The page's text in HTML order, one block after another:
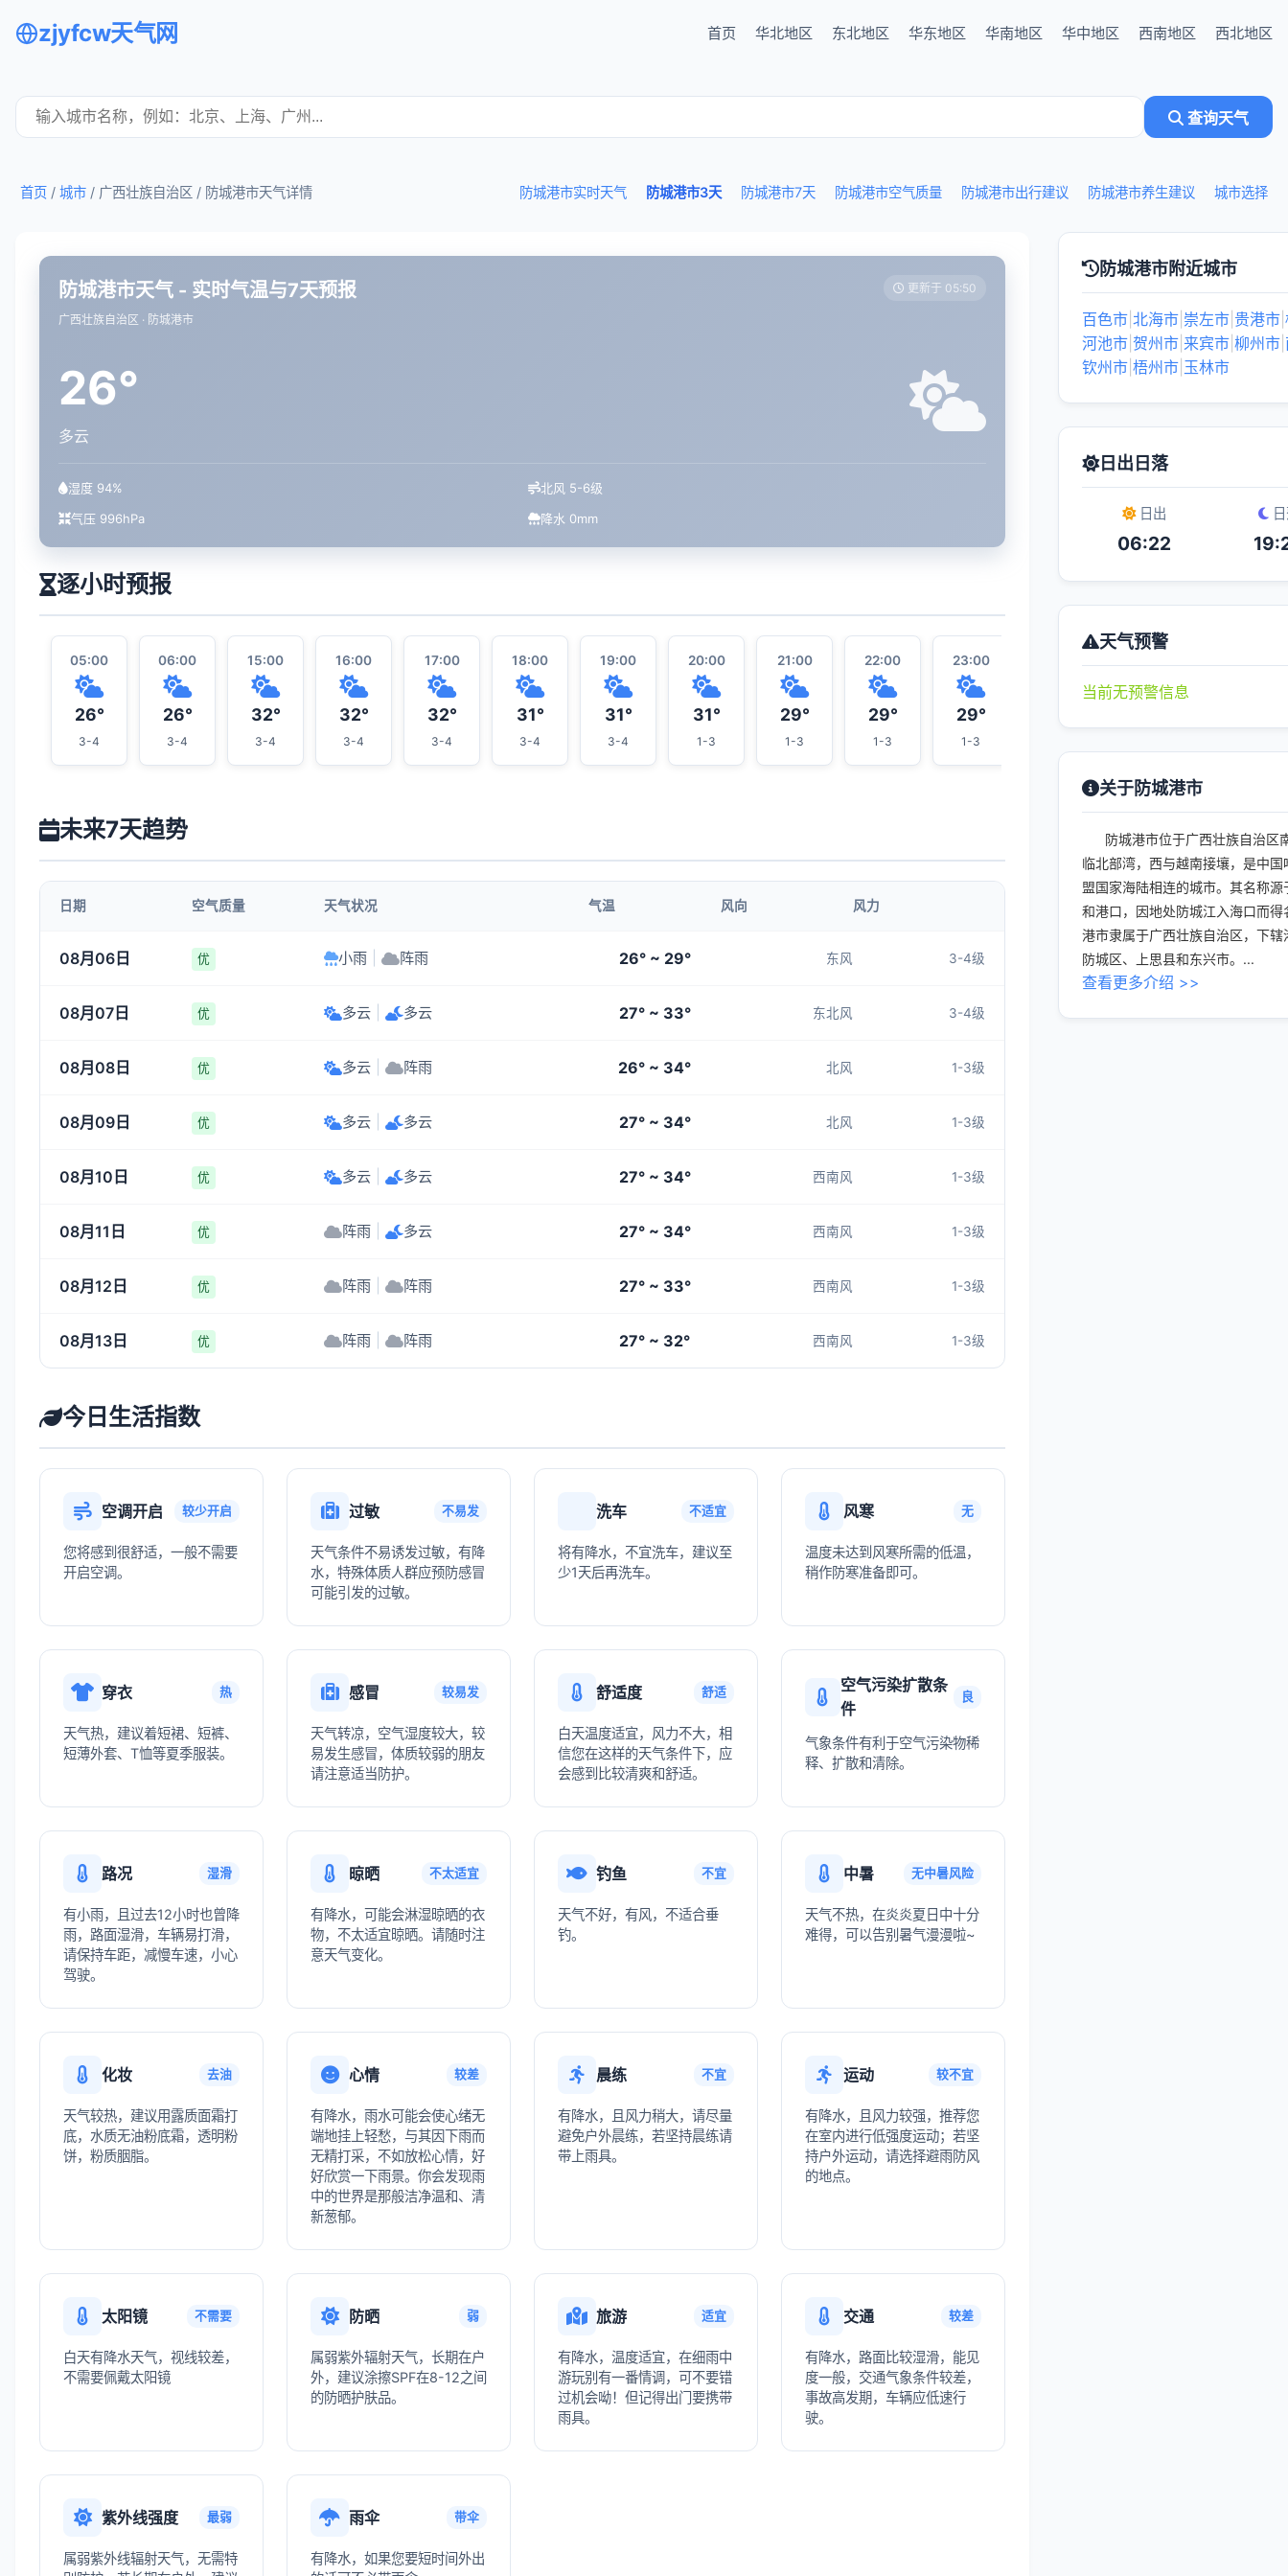
zjyfcw天气网 首页 华北地区 东北地区 华东地区 华南地区 华中地区 西南地区 西北地区
查询天气
防城港市实时天气 防城港市3天 防城港市7天 防城港市空气质量 防城港市出行建议 防城港市养生建议 城市选择
首页 / 城市 / 广西壮族自治区 / 防城港市天气详情
防城港市天气 - 实时气温与7天预报
广西壮族自治区 · 防城港市
更新于 05:50
26°
多云
湿度 94%
北风 5-6级
气压 996hPa
降水 0mm
逐小时预报
05:00
26°
3-4
06:00
26°
3-4
15:00
32°
3-4
16:00
32°
3-4
17:00
32°
3-4
18:00
31°
3-4
19:00
31°
3-4
20:00
31°
1-3
21:00
29°
1-3
22:00
29°
1-3
23:00
29°
1-3
未来7天趋势
日期 空气质量 天气状况 气温 风向 风力
08月06日 优 小雨 阵雨 26° ~ 29° 东风 3-4级
08月07日 优 多云 多云 27° ~ 33° 东北风 3-4级
08月08日 优 多云 阵雨 26° ~ 34° 北风 1-3级
08月09日 优 多云 多云 27° ~ 34° 北风 1-3级
08月10日 优 多云 多云 27° ~ 34° 西南风 1-3级
08月11日 优 阵雨 多云 27° ~ 34° 西南风 1-3级
08月12日 优 阵雨 阵雨 27° ~ 33° 西南风 1-3级
08月13日 优 阵雨 阵雨 27° ~ 32° 西南风 1-3级
今日生活指数
空调开启 较少开启
您将感到很舒适，一般不需要
开启空调。
过敏 不易发
天气条件不易诱发过敏，有降
水，特殊体质人群应预防感冒
可能引发的过敏。
洗车 不适宜
将有降水，不宜洗车，建议至
少1天后再洗车。
风寒 无
温度未达到风寒所需的低温，
稍作防寒准备即可。
穿衣 热
天气热，建议着短裙、短裤、
短薄外套、T恤等夏季服装。
感冒 较易发
天气转凉，空气湿度较大，较
易发生感冒，体质较弱的朋友
请注意适当防护。
舒适度 舒适
白天温度适宜，风力不大，相
信您在这样的天气条件下，应
会感到比较清爽和舒适。
空气污染扩散条
件
良
气象条件有利于空气污染物稀
释、扩散和清除。
路况 湿滑
有小雨，且过去12小时也曾降
雨，路面湿滑，车辆易打滑，
请保持车距，减慢车速，小心
驾驶。
晾晒 不太适宜
有降水，可能会淋湿晾晒的衣
物，不太适宜晾晒。请随时注
意天气变化。
钓鱼 不宜
天气不好，有风，不适合垂
钓。
中暑 无中暑风险
天气不热，在炎炎夏日中十分
难得，可以告别暑气漫漫啦~
化妆 去油
天气较热，建议用露质面霜打
底，水质无油粉底霜，透明粉
饼，粉质胭脂。
心情 较差
有降水，雨水可能会使心绪无
端地挂上轻愁，与其因下雨而
无精打采，不如放松心情，好
好欣赏一下雨景。你会发现雨
中的世界是那般洁净温和、清
新葱郁。
晨练 不宜
有降水，且风力稍大，请尽量
避免户外晨练，若坚持晨练请
带上雨具。
运动 较不宜
有降水，且风力较强，推荐您
在室内进行低强度运动；若坚
持户外运动，请选择避雨防风
的地点。
太阳镜 不需要
白天有降水天气，视线较差，
不需要佩戴太阳镜
防晒 弱
属弱紫外辐射天气，长期在户
外，建议涂擦SPF在8-12之间
的防晒护肤品。
旅游 适宜
有降水，温度适宜，在细雨中
游玩别有一番情调，可不要错
过机会呦！但记得出门要携带
雨具。
交通 较差
有降水，路面比较湿滑，能见
度一般，交通气象条件较差，
事故高发期，车辆应低速行
驶。
紫外线强度 最弱
属弱紫外线辐射天气，无需特
雨伞 带伞
有降水，如果您要短时间外出
防城港市附近城市
百色市 北海市 崇左市 贵港市
河池市 贺州市 来宾市 柳州市
钦州市 梧州市 玉林市
日出日落
日出
06:22
日
天气预警
当前无预警信息
关于防城港市
防城港市位于广西壮族自治区
临北部湾，西与越南接壤，是中国
盟国家海陆相连的城市。其名称源
和港口，因地处防城江入海口而得
港市隶属于广西壮族自治区，下辖
防城区、上思县和东兴市。...
查看更多介绍 >>